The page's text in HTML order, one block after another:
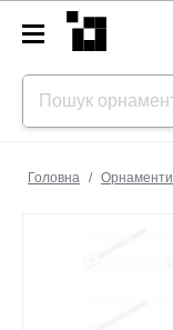
Головна / Орнаменти